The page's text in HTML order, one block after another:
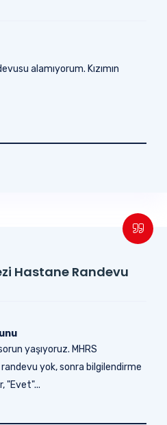
alamıyorum. Kızımın
Hastane Randevu
yaşıyoruz. MHRS
yok, sonra bilgilendirme
"Evet"...